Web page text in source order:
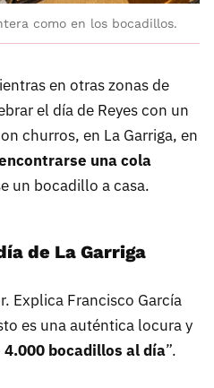
como en los bocadillos.
en otras zonas de
el día de Reyes con un
churros, en La Garriga, en
una cola
un bocadillo a casa.
de La Garriga
Explica Francisco García
es una auténtica locura y
4.000 bocadillos al día”.